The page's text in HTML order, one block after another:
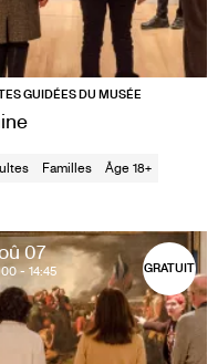
GUIDÉES DU MUSÉE
Familles Âge 18+
07
- 14:45 GRATUIT